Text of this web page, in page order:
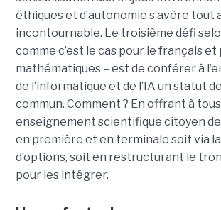
éthiques et d’autonomie s’avère tout
incontournable. Le troisième défi
comme c’est le cas pour le français et
mathématiques – est de conférer à
de l’informatique et de l’IA un statut
commun. Comment ? En offrant à
enseignement scientifique citoyen
en première et en terminale soit via
d’options, soit en restructurant le
pour les intégrer.